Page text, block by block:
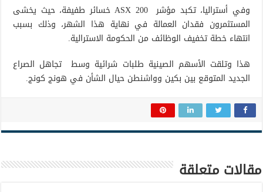
وفي أستراليا، تكبد مؤشر ASX 200 خسائر طفيفة، حيث يخشى
المستثمرون فقدان العمالة في نهاية هذا الشهر، وذلك بسبب
انتهاء خطة تخفيف الوظائف من الحكومة الاسترالية.
هذا وتلقت الأسهم الصينية طلبات شرائية وسط تجاهل الصراع
الجديد المتوقع بين بكين وواشنطن حيال الشأن في هونج كونج.
مقالات متعلقة